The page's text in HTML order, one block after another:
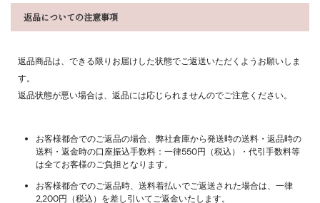
返品についての注意事項
返品商品は、できる限りお届けした状態でご返送いただくようお願いしま
す。
返品状態が悪い場合は、返品には応じられませんのでご注意ください。
お客様都合でのご返品の場合、弊社倉庫から発送時の送料・返品時の
送料・返金時の口座振込手数料：一律550円（税込）・代引手数料等
は全てお客様のご負担となります。
お客様都合でのご返品時、送料着払いでご返送された場合は、一律
2,200円（税込）を差し引いてご返金いたします。